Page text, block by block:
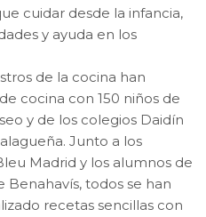
cuidar desde la infancia,
y ayuda en los
de la cocina han
cocina con 150 niños de
y de los colegios Daidín
Junto a los
Madrid y los alumnos de
Benahavís, todos se han
recetas sencillas con